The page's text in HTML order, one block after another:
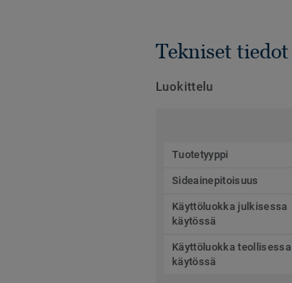
Tekniset tiedot
Luokittelu
Tuotetyyppi
Sideainepitoisuus
Käyttöluokka julkisessa
käytössä
Käyttöluokka teollisessa
käytössä